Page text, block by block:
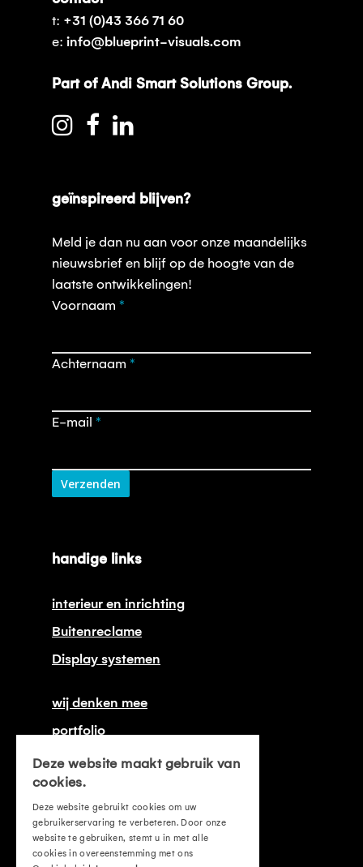
t: +31 (0)43 366 71 60
e: info@blueprint-visuals.com
Part of Andi Smart Solutions Group.
geïnspireerd blijven?
Meld je dan nu aan voor onze maandelijks
nieuwsbrief en blijf op de hoogte van de
laatste ontwikkelingen!
Opt-
Voornaam *
Achternaam *
E-mail *
Verzenden
handige links
interieur en inrichting
Buitenreclame
Display systemen
wij denken mee
portfolio
onze certificeringen
contact
offerte aanvragen
mvo
Deze website maakt gebruik van
cookies.
Deze website gebruikt cookies om uw
gebruikerservaring te verbeteren. Door onze
website te gebruiken, stemt u in met alle
cookies in overeenstemming met ons